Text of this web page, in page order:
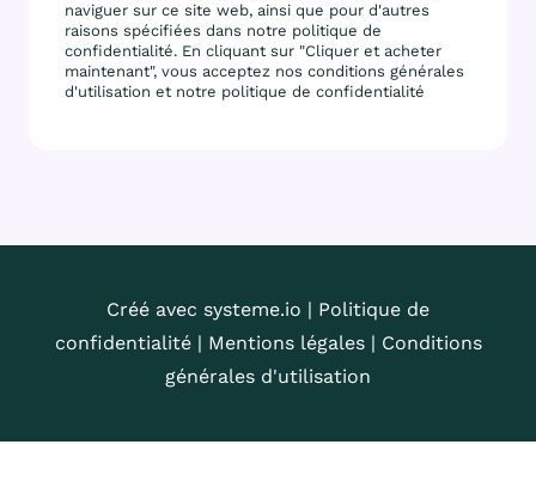
naviguer sur ce site web, ainsi que pour d'autres
raisons spécifiées dans notre politique de
confidentialité. En cliquant sur "Cliquer et acheter
maintenant", vous acceptez nos conditions générales
d'utilisation et notre politique de confidentialité
Créé avec systeme.io | Politique de
confidentialité | Mentions légales | Conditions
générales d'utilisation